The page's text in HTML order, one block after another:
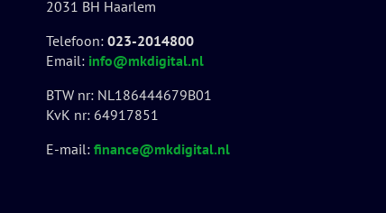
2031 BH Haarlem
Telefoon:023-2014800
Email: info@mkdigital.nl
BTW nr: NL186444679B01
KvK nr: 64917851
E-mail:finance@mkdigital.nl